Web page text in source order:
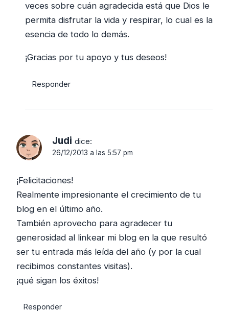
veces sobre cuán agradecida está que Dios le
permita disfrutar la vida y respirar, lo cual es la
esencia de todo lo demás.
¡Gracias por tu apoyo y tus deseos!
Responder
Judi dice:
26/12/2013 a las 5:57 pm
¡Felicitaciones!
Realmente impresionante el crecimiento de tu
blog en el último año.
También aprovecho para agradecer tu
generosidad al linkear mi blog en la que resultó
ser tu entrada más leída del año (y por la cual
recibimos constantes visitas).
¡qué sigan los éxitos!
Responder